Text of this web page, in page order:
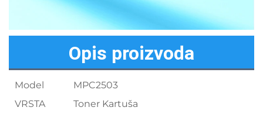
Opis proizvoda
Model
MPC2503
VRSTA
Toner Kartuša